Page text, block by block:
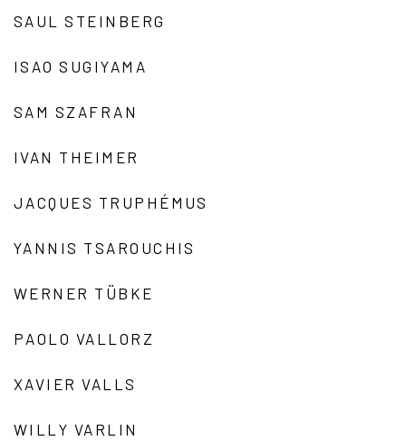
SAUL STEINBERG
ISAO SUGIYAMA
SAM SZAFRAN
IVAN THEIMER
JACQUES TRUPHÉMUS
YANNIS TSAROUCHIS
WERNER TÜBKE
PAOLO VALLORZ
XAVIER VALLS
WILLY VARLIN